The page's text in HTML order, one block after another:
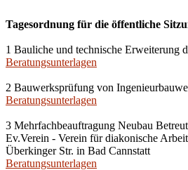
Tagesordnung für die öffentliche
1 Bauliche und technische Erweiterung
Beratungsunterlagen
2 Bauwerksprüfung von
Beratungsunterlagen
3 Mehrfachbeauftragung Neubau
Ev.Verein - Verein für diakonische
Überkinger Str. in Bad Cannstatt
Beratungsunterlagen